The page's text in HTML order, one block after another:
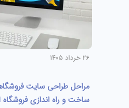
۲۶ خرداد ۱۴۰۵
ساخت و راه اندازی فروشگاه